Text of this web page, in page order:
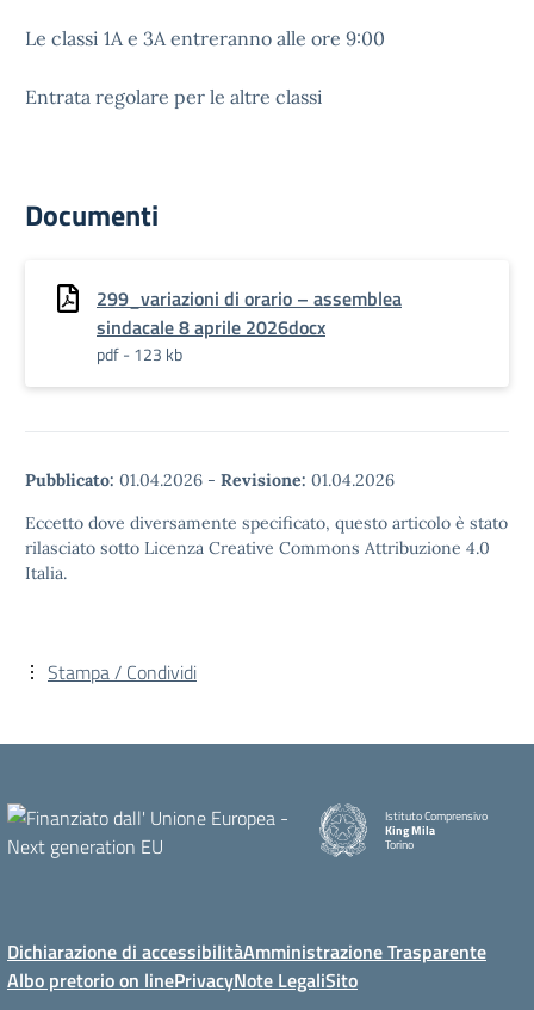
Le classi 1A e 3A entreranno alle ore 9:00
Entrata regolare per le altre classi
Documenti
299_variazioni di orario – assemblea
sindacale 8 aprile 2026docx
pdf - 123 kb
Pubblicato: 01.04.2026 - Revisione: 01.04.2026
Eccetto dove diversamente specificato, questo articolo è stato
rilasciato sotto Licenza Creative Commons Attribuzione 4.0
Italia.
Stampa / Condividi
Istituto Comprensivo
King Mila
Torino
Dichiarazione di accessibilitàAmministrazione Trasparente
Albo pretorio on linePrivacyNote LegaliSito